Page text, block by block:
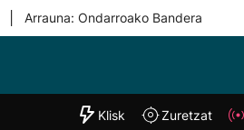
Arrauna: Ondarroako Bandera
"Helmuga"
Klisk Zuretzat